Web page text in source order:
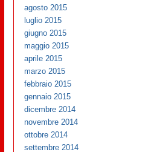
agosto 2015
luglio 2015
giugno 2015
maggio 2015
aprile 2015
marzo 2015
febbraio 2015
gennaio 2015
dicembre 2014
novembre 2014
ottobre 2014
settembre 2014